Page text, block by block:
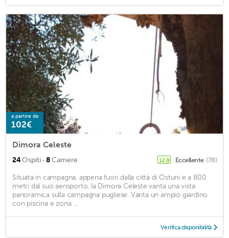
a partire da
102€
Dimora Celeste
24Ospiti · 8Camere 12,8 Eccellente (78)
Situata in campagna, appena fuori dalla città di Ostuni e a 800
metri dal suo aeroporto, la Dimora Celeste vanta una vista
panoramica sulla campagna pugliese. Vanta un ampio giardino
con piscina e zona ...
Verifica disponibilità